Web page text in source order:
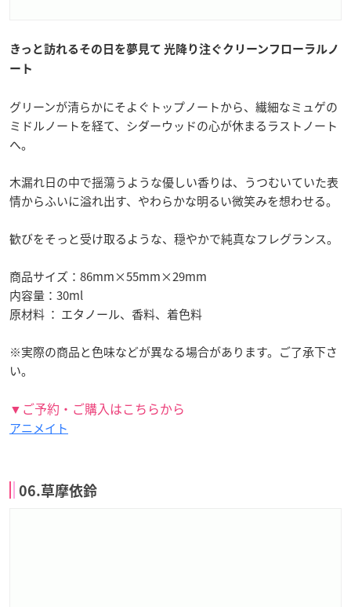
きっと訪れるその日を夢見て 光降り注ぐクリーンフローラルノ
ート
グリーンが清らかにそよぐトップノートから、繊細なミュゲの
ミドルノートを経て、シダーウッドの心が休まるラストノート
へ。
木漏れ日の中で揺蕩うような優しい香りは、うつむいていた表
情からふいに溢れ出す、やわらかな明るい微笑みを想わせる。
歓びをそっと受け取るような、穏やかで純真なフレグランス。
商品サイズ：86mm×55mm×29mm
内容量：30ml
原材料 ： エタノール、香料、着色料
※実際の商品と色味などが異なる場合があります。ご了承下さ
い。
▼ご予約・ご購入はこちらから
アニメイト
06.草摩依鈴